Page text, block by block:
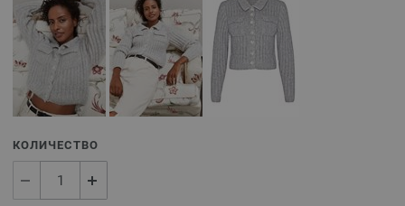
КОЛИЧЕСТВО